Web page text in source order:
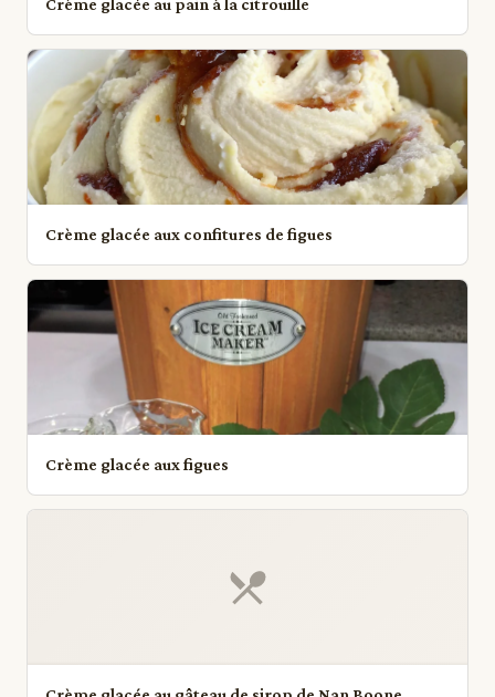
Crème glacée au pain à la citrouille
Crème glacée aux confitures de figues
Crème glacée aux figues